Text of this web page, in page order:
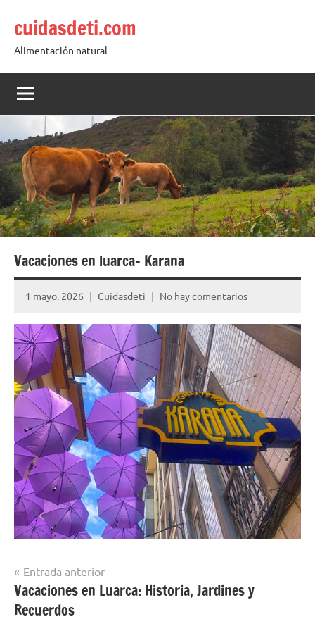
contenido
cuidasdeti.com
Alimentación natural
Vacaciones en luarca- Karana
1 mayo, 2026 Cuidasdeti No hay comentarios
Navegación
de
entradas
Entrada anterior
Vacaciones en Luarca: Historia, Jardines y
Recuerdos